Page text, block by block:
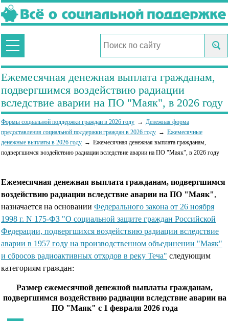
Ежемесячная денежная выплата гражданам,
подвергшимся воздействию радиации
вследствие аварии на ПО "Маяк", в 2026 году
Формы социальной поддержки граждан в 2026 году
Денежная форма
предоставления социальной поддержки граждан в 2026 году
Ежемесячные
денежные выплаты в 2026 году
Ежемесячная денежная выплата гражданам,
подвергшимся воздействию радиации вследствие аварии на ПО "Маяк", в 2026 году
Ежемесячная денежная выплата гражданам, подвергшимся
воздействию радиации вследствие аварии на ПО "Маяк",
назначается на основании Федерального закона от 26 ноября
1998 г. N 175-ФЗ "О социальной защите граждан Российской
Федерации, подвергшихся воздействию радиации вследствие
аварии в 1957 году на производственном объединении "Маяк"
и сбросов радиоактивных отходов в реку Теча" следующим
категориям граждан:
Размер ежемесячной денежной выплаты гражданам,
подвергшимся воздействию радиации вследствие аварии на
ПО "Маяк" с 1 февраля 2026 года